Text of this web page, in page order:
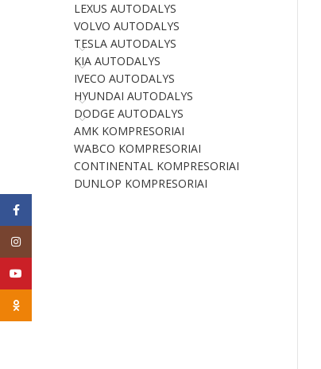
LEXUS AUTODALYS
VOLVO AUTODALYS
TESLA AUTODALYS
KIA AUTODALYS
IVECO AUTODALYS
HYUNDAI AUTODALYS
DODGE AUTODALYS
AMK KOMPRESORIAI
WABCO KOMPRESORIAI
CONTINENTAL KOMPRESORIAI
DUNLOP KOMPRESORIAI